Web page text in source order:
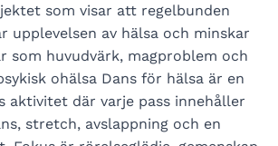
som visar att regelbunden
upplevelsen av hälsa och minskar
som huvudvärk, magproblem och
ohälsa Dans för hälsa är en
aktivitet där varje pass innehåller
stretch, avslappning och en